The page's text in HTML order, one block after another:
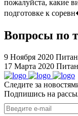
for
cheap
sale.
https://
hilarity
exceptional
method.
with
the
пожалуйста, какие
подготовке к
Вопросы по
9 Ноября 2020
17 Марта 2020
Следите за
Подпишись на